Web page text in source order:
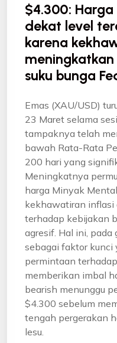
$4.300:
dekat level
karena
meningkatkan
suku bunga
Emas (XAU/USD)
23 Maret selama
tampaknya telah
bawah Rata-Rata
200 hari yang
Meningkatnya
harga Minyak
kekhawatiran inflasi
terhadap kebijakan
agresif. Hal ini,
sebagai faktor kunci
permintaan
memberikan imbal
bearish menunggu
$4.300 sebelum
tengah pergerakan
lesu.